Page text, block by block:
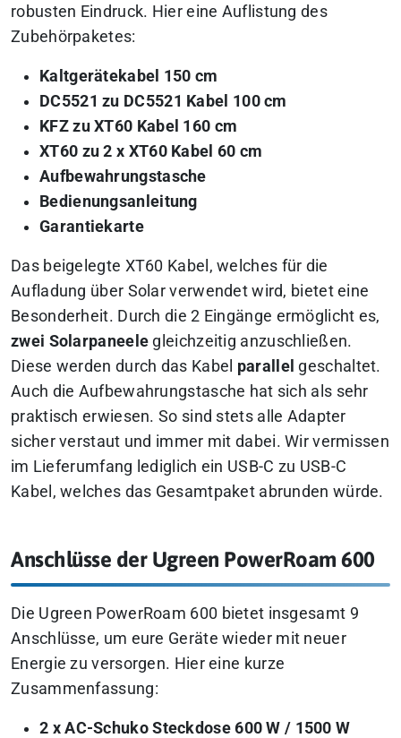
robusten Eindruck. Hier eine Auflistung des
Zubehörpaketes:
Kaltgerätekabel 150 cm
DC5521 zu DC5521 Kabel 100 cm
KFZ zu XT60 Kabel 160 cm
XT60 zu 2 x XT60 Kabel 60 cm
Aufbewahrungstasche
Bedienungsanleitung
Garantiekarte
Das beigelegte XT60 Kabel, welches für die
Aufladung über Solar verwendet wird, bietet eine
Besonderheit. Durch die 2 Eingänge ermöglicht es,
zwei Solarpaneele gleichzeitig anzuschließen.
Diese werden durch das Kabel parallel geschaltet.
Auch die Aufbewahrungstasche hat sich als sehr
praktisch erwiesen. So sind stets alle Adapter
sicher verstaut und immer mit dabei. Wir vermissen
im Lieferumfang lediglich ein USB-C zu USB-C
Kabel, welches das Gesamtpaket abrunden würde.
Anschlüsse der Ugreen PowerRoam 600
Die Ugreen PowerRoam 600 bietet insgesamt 9
Anschlüsse, um eure Geräte wieder mit neuer
Energie zu versorgen. Hier eine kurze
Zusammenfassung:
2 x AC-Schuko Steckdose 600 W / 1500 W